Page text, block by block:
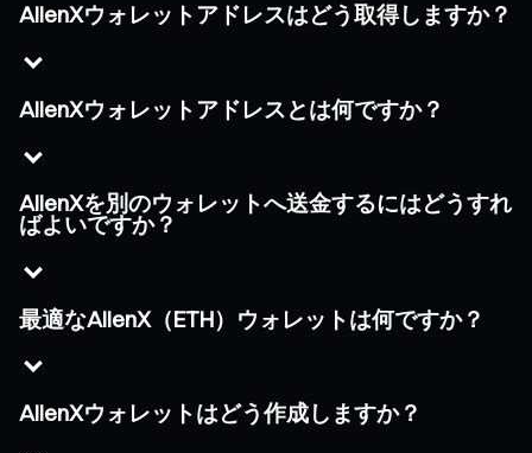
AlienXウォレットアドレスはどう取得しますか？
AlienXウォレットアドレスとは何ですか？
AlienXを別のウォレットへ送金するにはどうすれ
ばよいですか？
最適なAlienX（ETH）ウォレットは何ですか？
AlienXウォレットはどう作成しますか？